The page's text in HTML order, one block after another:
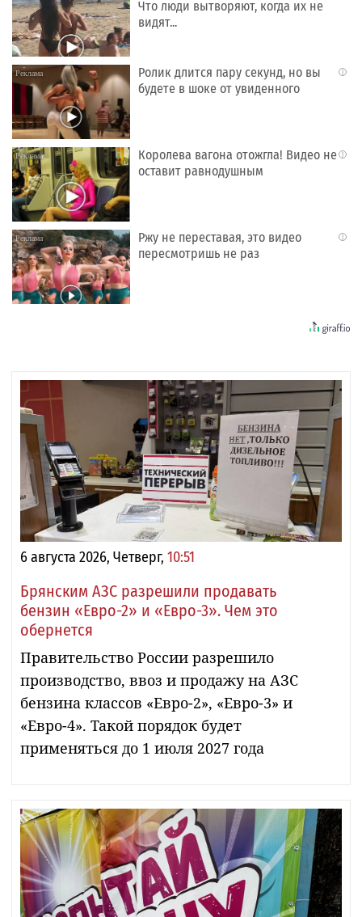
Что люди вытворяют, когда их не
видят...
i
Ролик длится пару секунд, но вы
будете в шоке от увиденного
i
Королева вагона отожгла! Видео не
оставит равнодушным
i
Ржу не переставая, это видео
пересмотришь не раз
6 августа 2026, Четверг, 10:51
Брянским АЗС разрешили продавать
бензин «Евро-2» и «Евро-3». Чем это
обернется
Правительство России разрешило
производство, ввоз и продажу на АЗС
бензина классов «Евро-2», «Евро-3» и
«Евро-4». Такой порядок будет
применяться до 1 июля 2027 года